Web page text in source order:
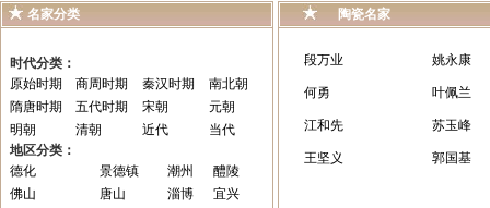
名家分类
时代分类：
原始时期
商周时期 秦汉时期
南北朝
隋唐时期
五代时期 宋朝
元朝
明朝
清朝 近代
当代
地区分类：
德化
景德镇 潮州
醴陵
佛山
唐山 淄博
宜兴
陶瓷名家
段万业 姚永康
何勇 叶佩兰
江和先 苏玉峰
王坚义 郭国基